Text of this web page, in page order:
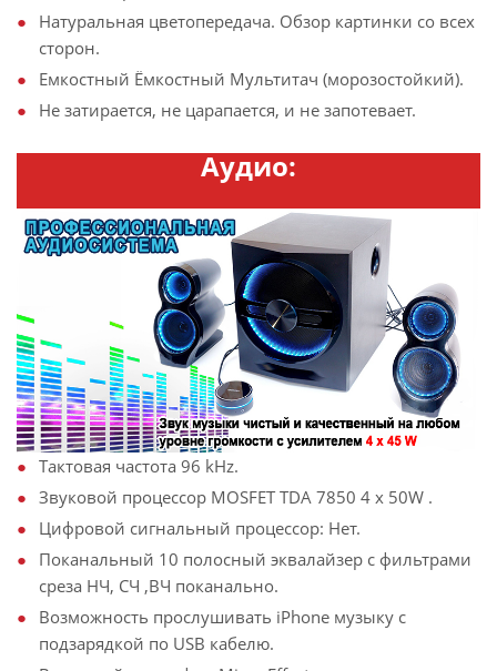
Натуральная цветопередача. Обзор картинки со всех
сторон.
Емкостный Ёмкостный Мультитач (морозостойкий).
Не затирается, не царапается, и не запотевает.
Аудио:
Тактовая частота 96 kHz.
Звуковой процессор MOSFET TDA 7850 4 x 50W .
Цифровой сигнальный процессор: Нет.
Поканальный 10 полосный эквалайзер с фильтрами
среза НЧ, СЧ ,ВЧ поканально.
Возможность прослушивать iPhone музыку с
подзарядкой по USB кабелю.